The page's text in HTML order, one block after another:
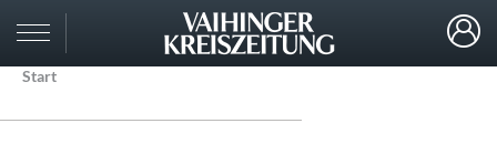
Start